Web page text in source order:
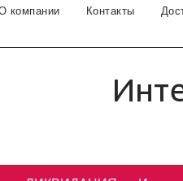
компании Контакты